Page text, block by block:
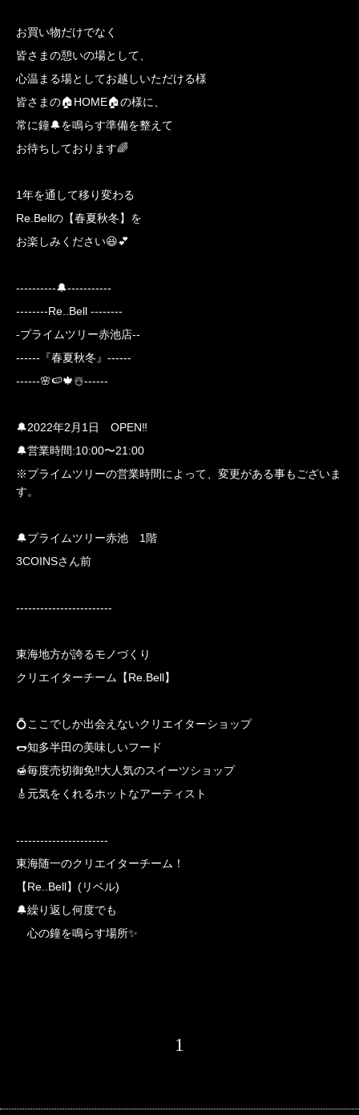
お買い物だけでなく
皆さまの憩いの場として、
心温まる場としてお越しいただける様
皆さまの🏠HOME🏠の様に、
常に鐘🔔を鳴らす準備を整えて
お待ちしております🌈
1年を通して移り変わる
Re.Bellの【春夏秋冬】を
お楽しみください😆💕
----------🔔-----------
--------Re..Bell --------
-プライムツリー赤池店--
------『春夏秋冬』------
------🌸🍉🍁☃️------
🔔2022年2月1日 OPEN‼️
🔔営業時間:10:00〜21:00
※プライムツリーの営業時間によって、変更がある事もございま
す。
🔔プライムツリー赤池 1階
3COINSさん前
------------------------
東海地方が誇るモノづくり
クリエイターチーム【Re.Bell】
💍ここでしか出会えないクリエイターショップ
🌭知多半田の美味しいフード
🍯毎度売切御免‼️大人気のスイーツショップ
🎸元気をくれるホットなアーティスト
-----------------------
東海随一のクリエイターチーム！
【Re..Bell】(リベル)
🔔繰り返し何度でも
心の鐘を鳴らす場所✨
1